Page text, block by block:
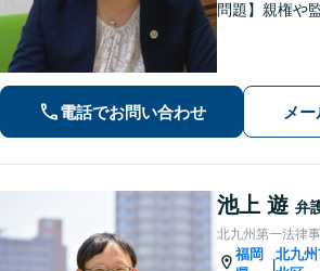
問題】親権や
力と交渉力を
電話でお問い合わせ メ
池上 遊 弁
北九州第一法律
福岡
|
北九